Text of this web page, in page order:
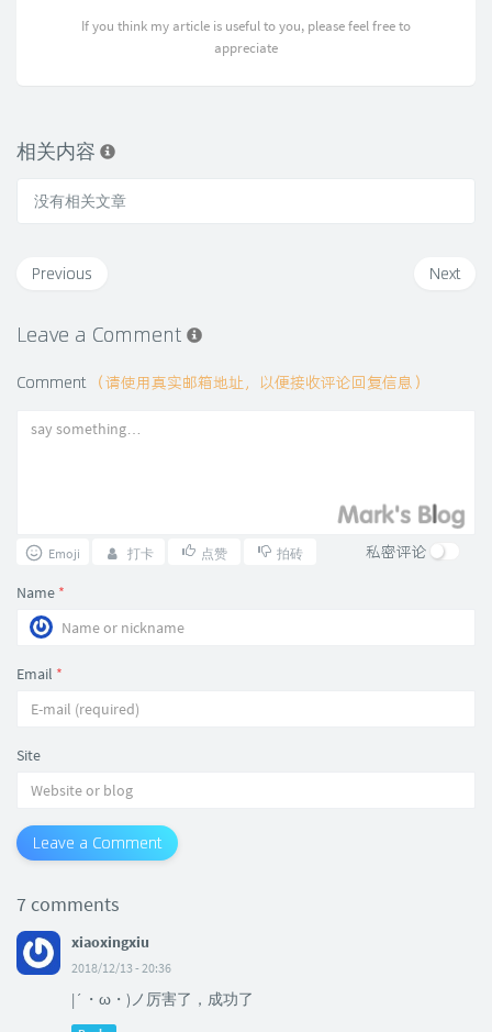
If you think my article is useful to you, please feel free to
appreciate
相关内容
没有相关文章
Next
Previous
Leave a Comment
Comment （请使用真实邮箱地址，以便接收评论回复信息）
Emoji 打卡 点赞 拍砖 私密评论
Name *
Email *
Site
Leave a Comment
7 comments
xiaoxingxiu
2018/12/13 - 20:36
|´・ω・)ノ厉害了，成功了